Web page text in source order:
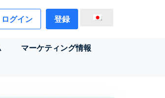
ログイン 登録
マーケティング情報